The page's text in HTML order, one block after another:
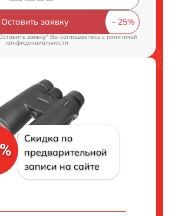
Оставить заявку
заявку" Вы соглашаетесь cполитикой
конфиденциальности
Скидка по
предварительной
записи на сайте